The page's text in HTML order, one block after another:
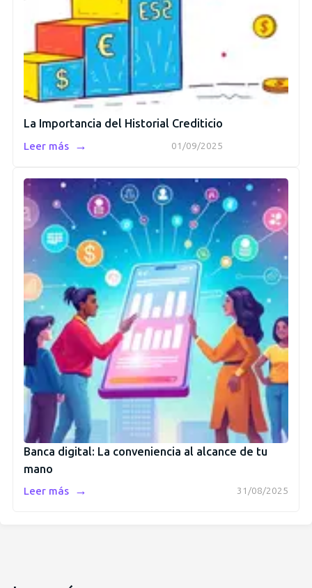
La Importancia del Historial Crediticio
01/09/2025
Leer más →
Banca digital: La conveniencia al alcance de tu
mano
31/08/2025
Leer más →